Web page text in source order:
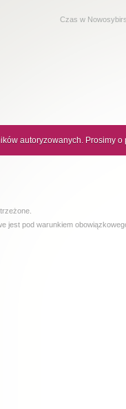
Czas w
autoryzowanych. Prosimy
jest pod warunkiem